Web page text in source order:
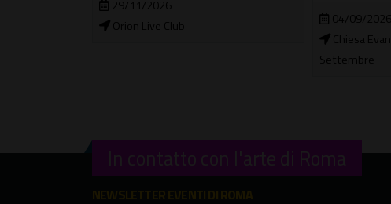
04/09/2026 - 18/12/2026
07/08/
Hard Rock
In contatto con l'arte di Roma